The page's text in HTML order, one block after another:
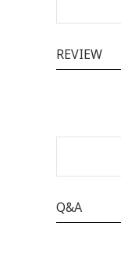
REVIEW
Q&A